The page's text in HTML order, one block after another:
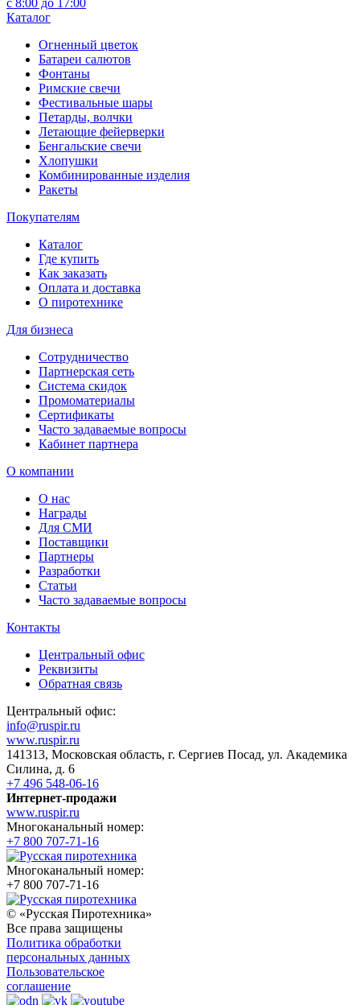
Каталог
Огненный цветок
Батареи салютов
Фонтаны
Римские свечи
Фестивальные шары
Петарды, волчки
Летающие фейерверки
Бенгальские свечи
Хлопушки
Комбинированные изделия
Ракеты
Покупателям
Каталог
Где купить
Как заказать
Оплата и доставка
О пиротехнике
Для бизнеса
Сотрудничество
Партнерская сеть
Система скидок
Промоматериалы
Сертификаты
Часто задаваемые вопросы
Кабинет партнера
О компании
О нас
Награды
Для СМИ
Поставщики
Партнеры
Разработки
Статьи
Часто задаваемые вопросы
Контакты
Центральный офис
Реквизиты
Обратная связь
Центральный офис:
info@ruspir.ru
www.ruspir.ru
141313, Московская область, г. Сергиев Посад, ул. Академика
Силина, д. 6
+7 496 548-06-16
Интернет-продажи
www.ruspir.ru
Многоканальный номер:
+7 800 707-71-16
Многоканальный номер:
+7 800 707-71-16
© «Русская Пиротехника»
Все права защищены
Политика обработки
персональных данных
Пользовательское
соглашение